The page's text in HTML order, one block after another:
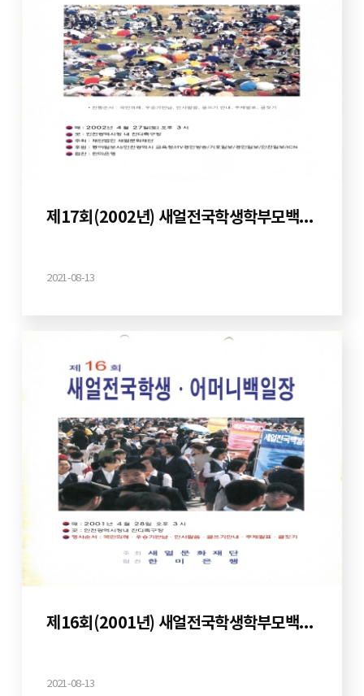
제17회(2002년) 새얼전국학생학부모백일장
2021-08-13
제16회(2001년) 새얼전국학생학부모백일장
2021-08-13